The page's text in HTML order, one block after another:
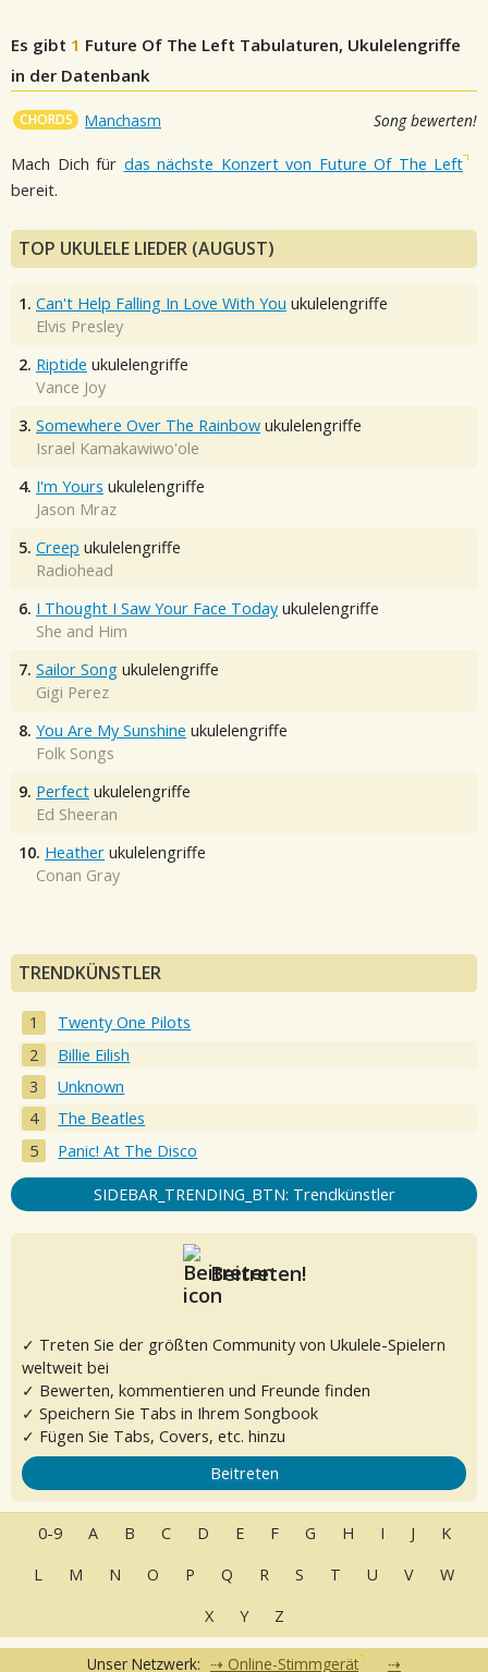
Es gibt 1 Future Of The Left Tabulaturen, Ukulelengriffe
in der Datenbank
CHORDS Manchasm Song bewerten!
Mach Dich für das nächste Konzert von Future Of The Left
bereit.
TOP UKULELE LIEDER (AUGUST)
1. Can't Help Falling In Love With You ukulelengriffe
Elvis Presley
2. Riptide ukulelengriffe
Vance Joy
3. Somewhere Over The Rainbow ukulelengriffe
Israel Kamakawiwo'ole
4. I'm Yours ukulelengriffe
Jason Mraz
5. Creep ukulelengriffe
Radiohead
6. I Thought I Saw Your Face Today ukulelengriffe
She and Him
7. Sailor Song ukulelengriffe
Gigi Perez
8. You Are My Sunshine ukulelengriffe
Folk Songs
9. Perfect ukulelengriffe
Ed Sheeran
10. Heather ukulelengriffe
Conan Gray
TRENDKÜNSTLER
Twenty One Pilots
Billie Eilish
Unknown
The Beatles
Panic! At The Disco
SIDEBAR_TRENDING_BTN: Trendkünstler
Beitreten!
✓ Treten Sie der größten Community von Ukulele-Spielern
weltweit bei
✓ Bewerten, kommentieren und Freunde finden
✓ Speichern Sie Tabs in Ihrem Songbook
✓ Fügen Sie Tabs, Covers, etc. hinzu
Beitreten
0-9 A B C D E F G H I J
K
L
M N O P Q R S T U V
W
X
Y Z
Unser Netzwerk: Online-Stimmgerät